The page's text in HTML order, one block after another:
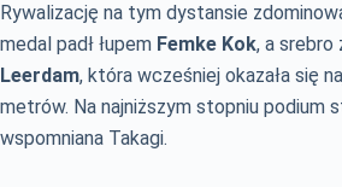
Rywalizację na tym dystansie
medal padł łupem Femke Kok, a srebro
Leerdam, która wcześniej okazała się
metrów. Na najniższym stopniu podium
wspomniana Takagi.